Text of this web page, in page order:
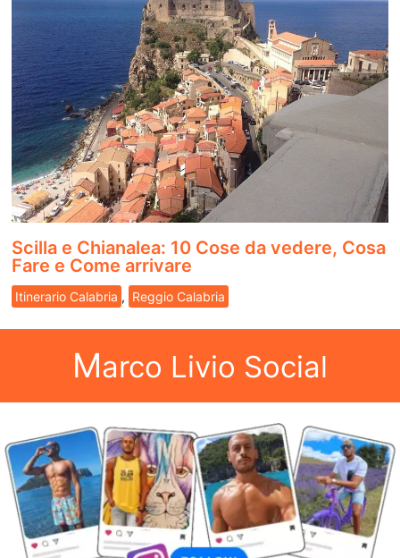
Scilla e Chianalea: 10 Cose da vedere, Cosa
Fare e Come arrivare
Itinerario Calabria , Reggio Calabria
Marco Livio Social